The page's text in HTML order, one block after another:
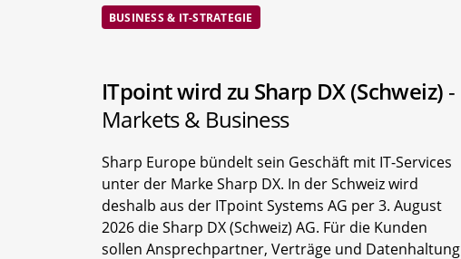
BUSINESS & IT-STRATEGIE
ITpoint wird zu Sharp DX (Schweiz) -
Markets & Business
Sharp Europe bündelt sein Geschäft mit IT-Services
unter der Marke Sharp DX. In der Schweiz wird
deshalb aus der ITpoint Systems AG per 3. August
2026 die Sharp DX (Schweiz) AG. Für die Kunden
sollen Ansprechpartner, Verträge und Datenhaltung